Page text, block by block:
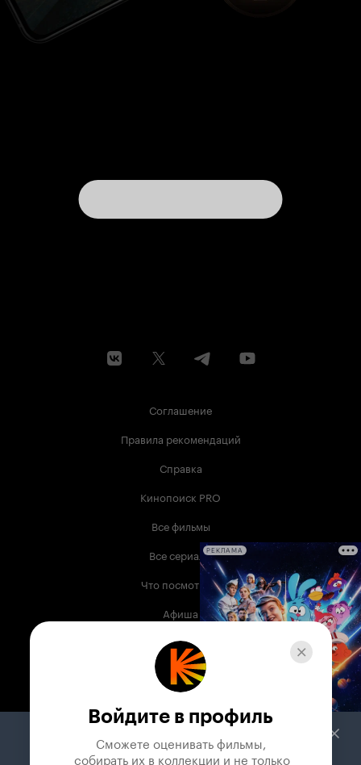
Соглашение
Правила рекомендаций
Справка
Кинопоиск PRO
Все фильмы
Все сериалы
Что посмотреть
Афиша
Музыка
Телепрограмма
Служба поддержки
РЕКЛАМА
Войдите в профиль
Сможете оценивать фильмы,
собирать их в коллекции и не только